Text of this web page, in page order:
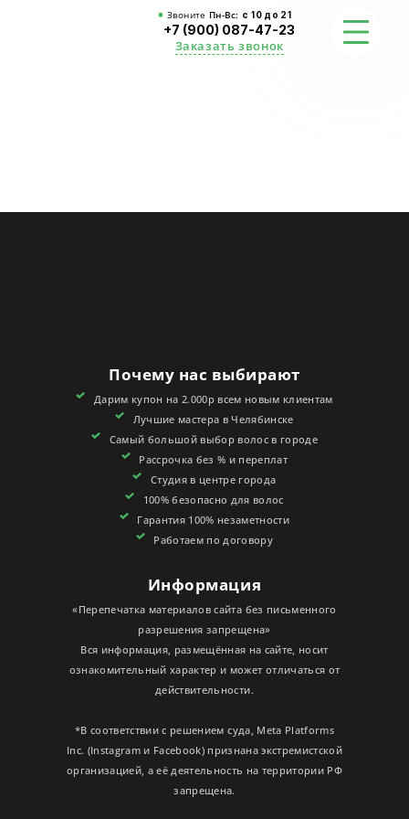
Звоните Пн-Вс: с 10 до 21
+7 (900) 087-47-23
Заказать звонок
КОНТАКТЫ
СЕРТИФИКАТЫ
Почему нас выбирают
Дарим купон на 2.000р всем новым клиентам
Лучшие мастера в Челябинске
Самый большой выбор волос в городе
Рассрочка без % и переплат
Студия в центре города
100% безопасно для волос
Гарантия 100% незаметности
Работаем по договору
Информация
«Перепечатка материалов сайта без письменного
разрешения запрещена»
Вся информация, размещённая на сайте, носит
ознакомительный характер и может отличаться от
действительности.
*В соответствии с решением суда, Meta Platforms
Inc. (Instagram и Facebook) признана экстремистской
организацией, а её деятельность на территории РФ
запрещена.